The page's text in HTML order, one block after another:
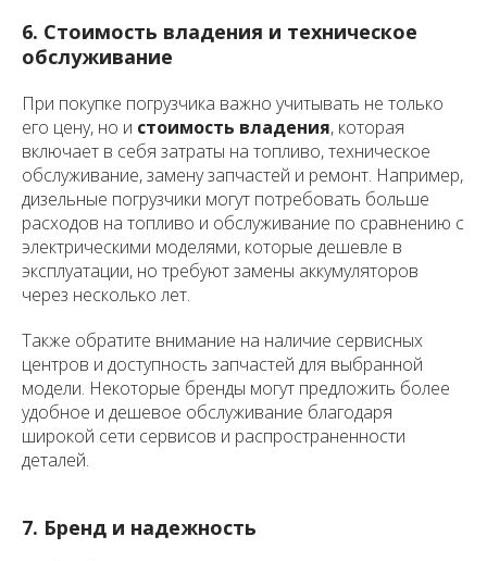
6. Стоимость владения и техническое
обслуживание
При покупке погрузчика важно учитывать не только
его цену, но и стоимость владения, которая
включает в себя затраты на топливо, техническое
обслуживание, замену запчастей и ремонт. Например,
дизельные погрузчики могут потребовать больше
расходов на топливо и обслуживание по сравнению с
электрическими моделями, которые дешевле в
эксплуатации, но требуют замены аккумуляторов
через несколько лет.
Также обратите внимание на наличие сервисных
центров и доступность запчастей для выбранной
модели. Некоторые бренды могут предложить более
удобное и дешевое обслуживание благодаря
широкой сети сервисов и распространенности
деталей.
7. Бренд и надежность